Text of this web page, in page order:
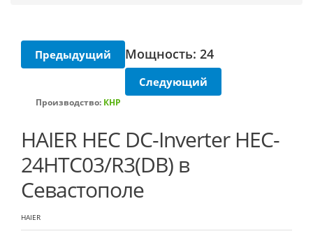
Предыдущий Мощность: 24
Следующий
Производство: КНР
HAIER HEC DC-Inverter HEC-
24HTC03/R3(DB) в
Севастополе
HAIER